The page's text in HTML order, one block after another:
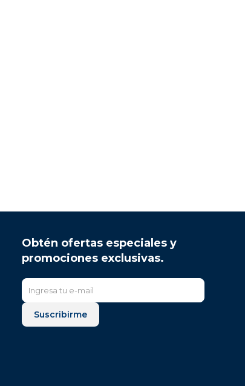
Obtén ofertas especiales y
promociones exclusivas.
Suscribirme